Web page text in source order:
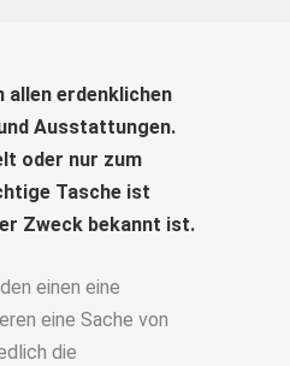
allen erdenklichen
Ausstattungen.
oder nur zum
Tasche ist
Zweck bekannt ist.
einen eine
eine Sache von
die